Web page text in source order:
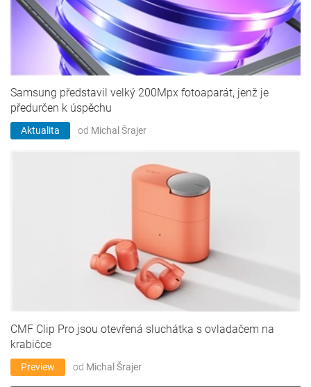
Samsung představil velký 200Mpx fotoaparát, jenž je
předurčen k úspěchu
Aktualita od Michal Šrajer
CMF Clip Pro jsou otevřená sluchátka s ovladačem na
krabičce
Preview od Michal Šrajer